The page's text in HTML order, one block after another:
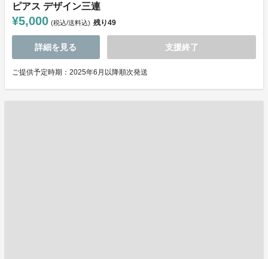
ピアス デザイン三連
¥5,000 (税込/送料込) 残り49
詳細を見る 支援終了
ご提供予定時期：2025年6月以降順次発送